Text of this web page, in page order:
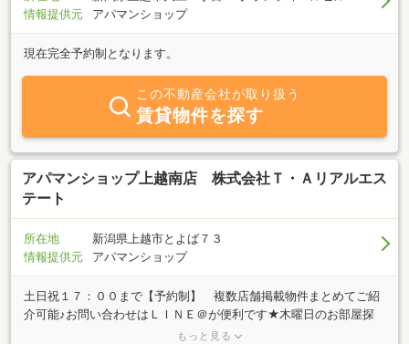
情報提供元
アパマンショップ
現在完全予約制となります。
この不動産会社が取り扱う
賃貸物件を探す
アパマンショップ上越南店 株式会社Ｔ・Ａリアルエス
テート
所在地
新潟県上越市とよば７３
情報提供元
アパマンショップ
土日祝１７：００まで【予約制】 複数店舗掲載物件まとめてご紹
介可能♪お問い合わせはＬＩＮＥ＠が便利です★木曜日のお部屋探
しは上越北店（ＴＥＬ０２５－５４５－１２６０）へお問い合わせ
もっと見る